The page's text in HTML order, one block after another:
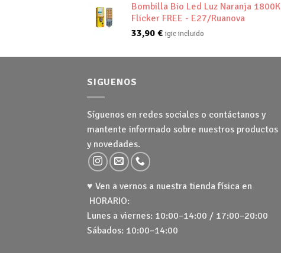
Bombilla Bio Led Luz Naranja 1800K
Flicker FREE - E27/Ruanova
33,90 € igic incluido
SIGUENOS
Síguenos en redes sociales o contáctanos y
mantente informado sobre nuestros productos
y novedades.
♥ Ven a vernos a nuestra tienda física en
HORARIO:
Lunes a viernes: 10:00–14:00 / 17:00–20:00
Sábados: 10:00–14:00